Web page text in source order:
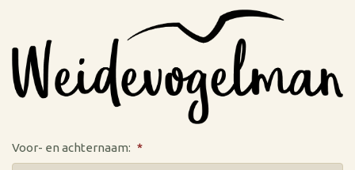
Voor- en achternaam: *